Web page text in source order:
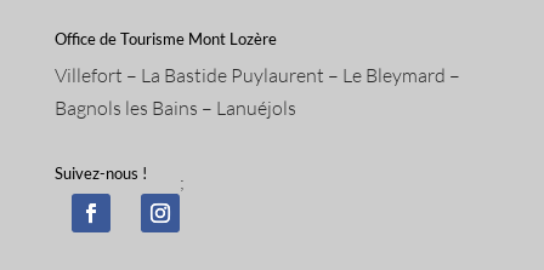
Office de Tourisme Mont Lozère
Villefort – La Bastide Puylaurent – Le Bleymard –
Bagnols les Bains – Lanuéjols
Suivez-nous ! ;